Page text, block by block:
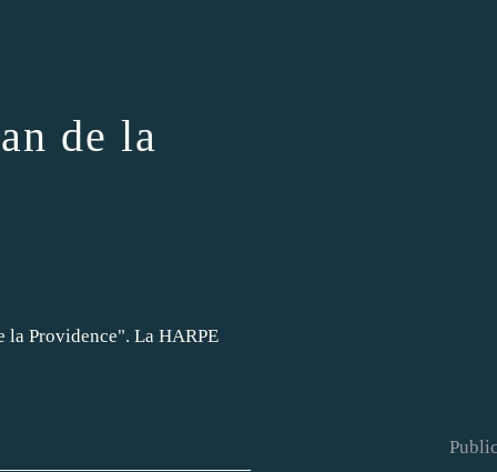
de la
la Providence". La HARPE